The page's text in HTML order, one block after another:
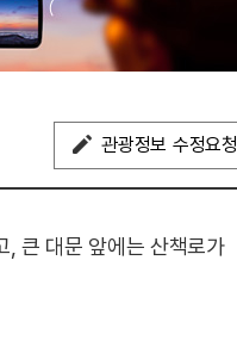
관광정보 수정요청
, 큰 대문 앞에는 산책로가